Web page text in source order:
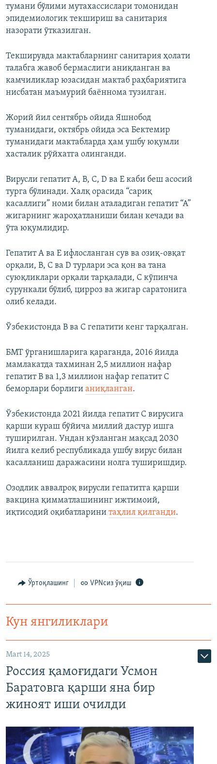
тумани бўлими мутахассислари томонидан
эпидемиологик текшириш ва санитария
назорати ўтказилган.
Текширувда мактабларнинг санитария ҳолати
талабга жавоб бермаслиги аниқланган ва
камчиликлар юзасидан мактаб раҳбариятига
нисбатан маъмурий баённома тузилган.
Жорий йил сентябрь ойида Яшнобод
туманидаги, октябрь ойида эса Бектемир
туманидаги мактабларда ҳам ушбу юқумли
хасталик рўйхатга олинганди.
Вирусли гепатит А, B, C, D ва E каби беш асосий
турга бўлинади. Халқ орасида “сариқ
касаллиги” номи билан аталадиган гепатит “А”
жигарнинг жароҳатланиши билан кечади ва
ўта юқумлидир.
Гепатит А ва E ифлосланган сув ва озиқ-овқат
орқали, B, C ва D турлари эса қон ва тана
суюқликлари орқали тарқалади, C кўпинча
сурункали бўлиб, цирроз ва жигар саратонига
олиб келади.
Ўзбекистонда B ва C гепатити кенг тарқалган.
БМТ ўрганишларига қараганда, 2016 йилда
мамлакатда тахминан 2,5 миллион нафар
гепатит B ва 1,3 миллион нафар гепатит C
беморлари борлиги аниқланган.
Ўзбекистонда 2021 йилда гепатит C вирусига
қарши кураш бўйича миллий дастур ишга
туширилган. Ундан кўзланган мақсад 2030
йилга келиб республикада ушбу вирус билан
касалланиш даражасини нолга туширишдир.
Озодлик аввалроқ вирусли гепатитга қарши
вакцина қимматлашининг ижтимоий,
иқтисодий оқибатларини таҳлил қилганди.
Ўртоқлашинг VPNсиз ўқиш
Кун янгиликлари
Mart 14, 2025
Россия қамоғидаги Усмон
Баратовга қарши яна бир
жиноят иши очилди